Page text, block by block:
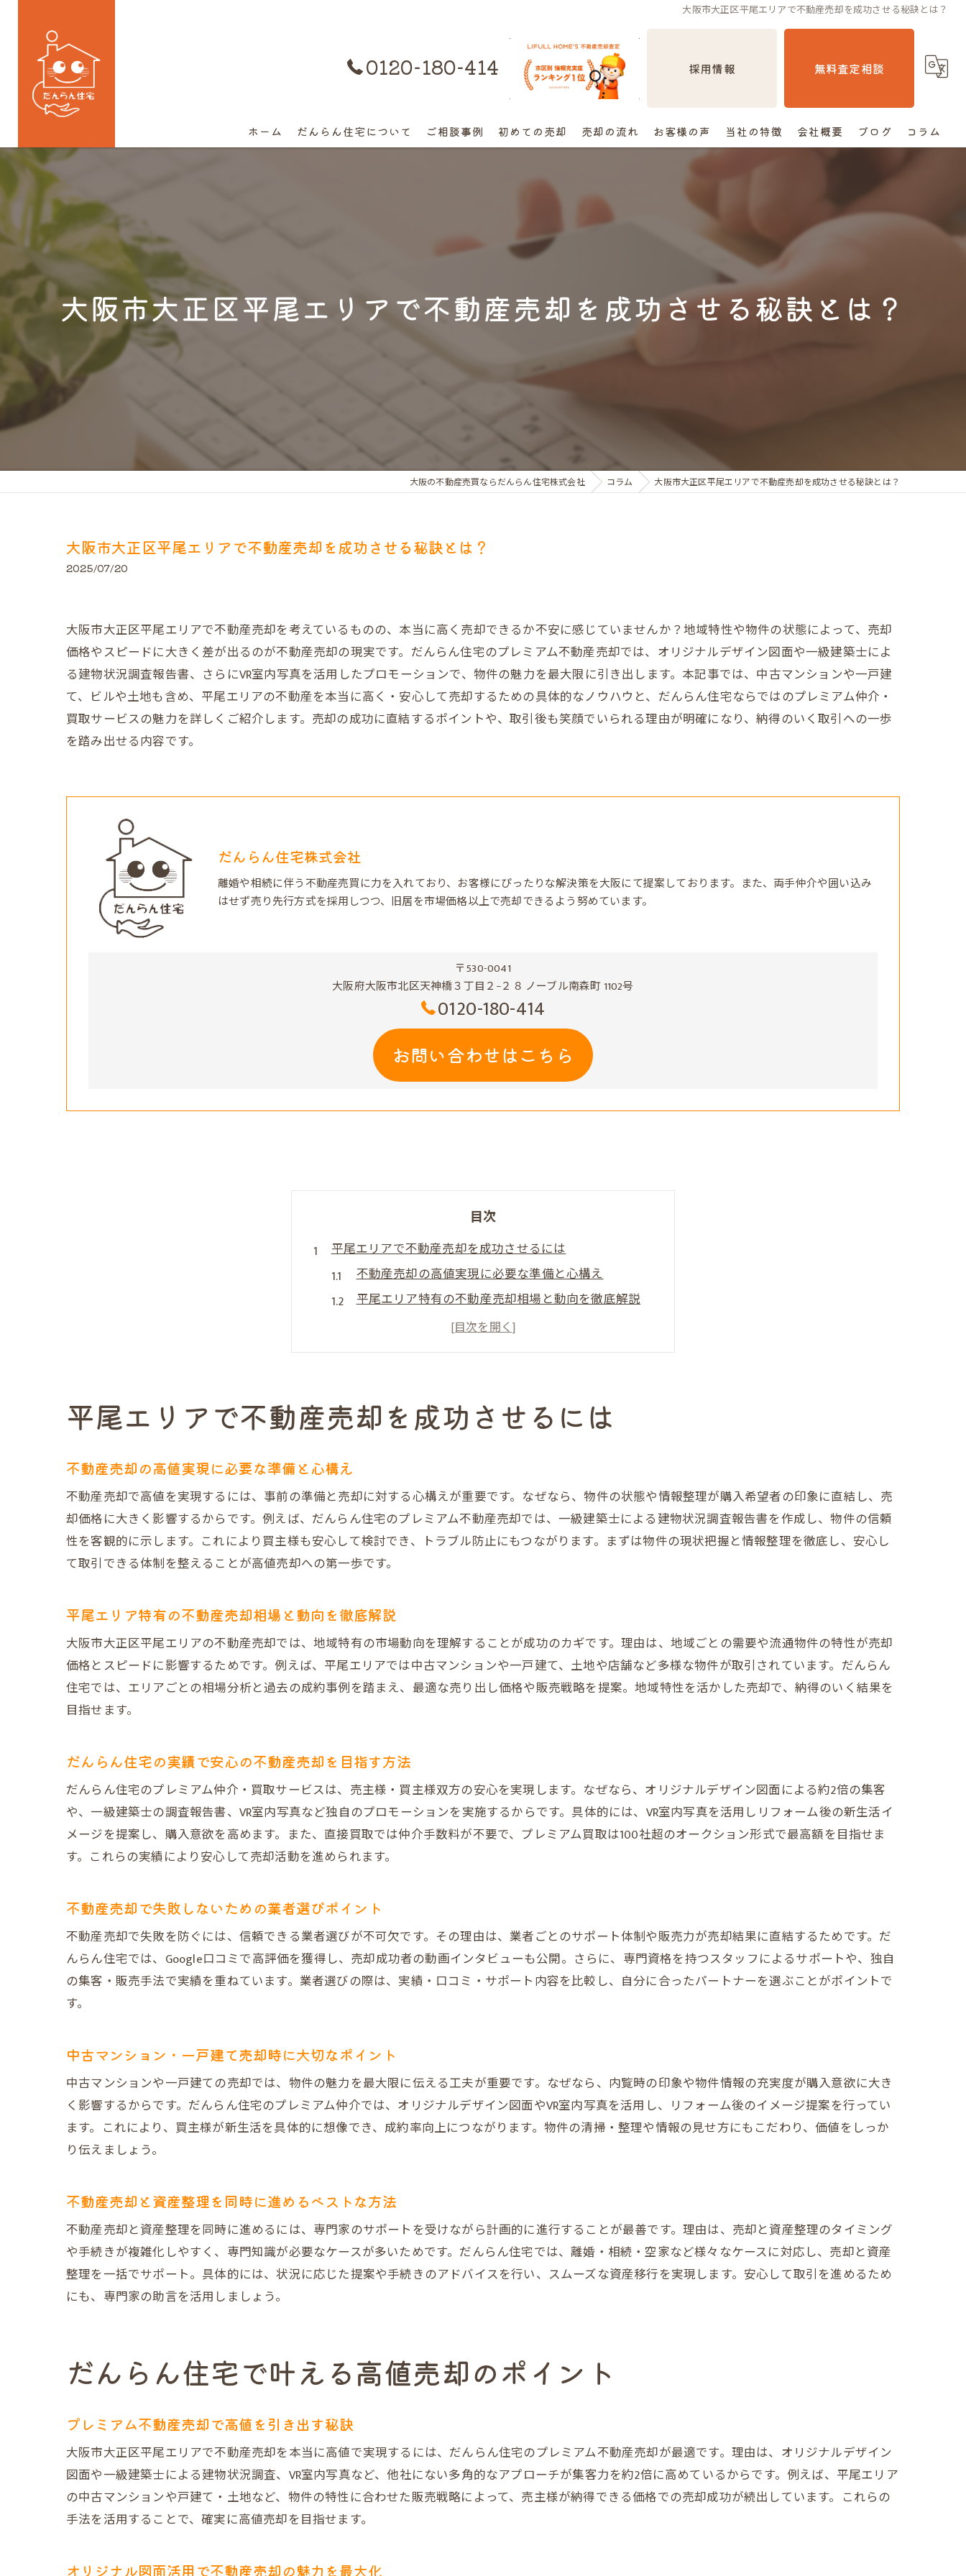
大阪市大正区平尾エリアで不動産売却を成功させる秘訣とは？
0120-180-414 購入はコチラ 採用情報 無料査定相談
ホーム だんらん住宅について ご相談事例
離婚不動産の売却相談
高額早期売却の相談
空き家の相談
マンショントラブルでの買替え相談
初めての売却 売却の流れ お客様の声 当社の特徴
住み替え
査定
会社概要 ブログ コラム
大阪市大正区平尾エリアで不動産売却を成功させる秘訣とは？
大阪の不動産売買ならだんらん住宅株式会社 コラム 大阪市大正区平尾エリアで不動産売却を成功させる秘訣とは？
大阪市大正区平尾エリアで不動産売却を成功させる秘訣とは？
2025/07/20
大阪市大正区平尾エリアで不動産売却を考えているものの、本当に高く売却できるか不安に感じていませんか？地域特性や物件の状態によって、売却
価格やスピードに大きく差が出るのが不動産売却の現実です。だんらん住宅のプレミアム不動産売却では、オリジナルデザイン図面や一級建築士によ
る建物状況調査報告書、さらにVR室内写真を活用したプロモーションで、物件の魅力を最大限に引き出します。本記事では、中古マンションや一戸建
て、ビルや土地も含め、平尾エリアの不動産を本当に高く・安心して売却するための具体的なノウハウと、だんらん住宅ならではのプレミアム仲介・
買取サービスの魅力を詳しくご紹介します。売却の成功に直結するポイントや、取引後も笑顔でいられる理由が明確になり、納得のいく取引への一歩
を踏み出せる内容です。
だんらん住宅株式会社
離婚や相続に伴う不動産売買に力を入れており、お客様にぴったりな解決策を大阪にて提案しております。また、両手仲介や囲い込み
はせず売り先行方式を採用しつつ、旧居を市場価格以上で売却できるよう努めています。
〒530-0041
大阪府大阪市北区天神橋３丁目２−２８ ノーブル南森町 1102号
0120-180-414
お問い合わせはこちら
目次
平尾エリアで不動産売却を成功させるには
不動産売却の高値実現に必要な準備と心構え
平尾エリア特有の不動産売却相場と動向を徹底解説
だんらん住宅の実績で安心の不動産売却を目指す方法
不動産売却で失敗しないための業者選びポイント
不動産売却と資産整理を同時に進めるベストな方法
だんらん住宅で叶える高値売却のポイント
建物状況調査がもたらす不動産売却の安心感
VR室内写真による買主のイメージアップ戦略
だんらん住宅独自の売却方法で信頼を獲得
不動産売却で選ばれる仲介と買取の違いを整理
だんらん住宅が提案する売却戦略の特徴とは
実績ある不動産売却業者の選び方を紹介
売主様満足度重視の不動産売却サポート内容
一級建築士の調査が不動産売却に与える影響
VR室内写真を活用した不動産売却の新提案
建物状況調査で不動産売却後のトラブル防止
不動産売却時に重視すべき物件アピール術
だんらん住宅の技術力で差がつく不動産売却
不動産売却に失敗しないための注意点を解説
不動産売却時に注意すべき契約の落とし穴
不動産売却時の価格交渉で失敗しないコツ
買主目線を理解した不動産売却の重要性
売却後のトラブルを防ぐ不動産売却の準備
仲介と買取の違いから見る売却戦略の最適解
オークション買取による高値不動産売却の実際
不動産売却における業者選びの基準とは
仲介・買取のメリットと注意点をわかりやすく解説
売主様の希望に合わせた不動産売却戦略の提案
口コミ高評価が証明するだんらん住宅の実力
売主様インタビューでわかる不動産売却満足度
だんらん住宅が提案する笑顔の不動産売却
平尾エリアの不動産売却で後悔しない選び方
後悔しない不動産売却のための業者選びのコツ
平尾エリアで不動産売却を成功させるには
不動産売却の高値実現に必要な準備と心構え
不動産売却で高値を実現するには、事前の準備と売却に対する心構えが重要です。なぜなら、物件の状態や情報整理が購入希望者の印象に直結し、売
却価格に大きく影響するからです。例えば、だんらん住宅のプレミアム不動産売却では、一級建築士による建物状況調査報告書を作成し、物件の信頼
性を客観的に示します。これにより買主様も安心して検討でき、トラブル防止にもつながります。まずは物件の現状把握と情報整理を徹底し、安心し
て取引できる体制を整えることが高値売却への第一歩です。
平尾エリア特有の不動産売却相場と動向を徹底解説
大阪市大正区平尾エリアの不動産売却では、地域特有の市場動向を理解することが成功のカギです。理由は、地域ごとの需要や流通物件の特性が売却
価格とスピードに影響するためです。例えば、平尾エリアでは中古マンションや一戸建て、土地や店舗など多様な物件が取引されています。だんらん
住宅では、エリアごとの相場分析と過去の成約事例を踏まえ、最適な売り出し価格や販売戦略を提案。地域特性を活かした売却で、納得のいく結果を
目指せます。
だんらん住宅の実績で安心の不動産売却を目指す方法
だんらん住宅のプレミアム仲介・買取サービスは、売主様・買主様双方の安心を実現します。なぜなら、オリジナルデザイン図面による約2倍の集客
や、一級建築士の調査報告書、VR室内写真など独自のプロモーションを実施するからです。具体的には、VR室内写真を活用しリフォーム後の新生活イ
メージを提案し、購入意欲を高めます。また、直接買取では仲介手数料が不要で、プレミアム買取は100社超のオークション形式で最高額を目指せま
す。これらの実績により安心して売却活動を進められます。
不動産売却で失敗しないための業者選びポイント
不動産売却で失敗を防ぐには、信頼できる業者選びが不可欠です。その理由は、業者ごとのサポート体制や販売力が売却結果に直結するためです。だ
んらん住宅では、Google口コミで高評価を獲得し、売却成功者の動画インタビューも公開。さらに、専門資格を持つスタッフによるサポートや、独自
の集客・販売手法で実績を重ねています。業者選びの際は、実績・口コミ・サポート内容を比較し、自分に合ったパートナーを選ぶことがポイントで
す。
中古マンション・一戸建て売却時に大切なポイント
中古マンションや一戸建ての売却では、物件の魅力を最大限に伝える工夫が重要です。なぜなら、内覧時の印象や物件情報の充実度が購入意欲に大き
く影響するからです。だんらん住宅のプレミアム仲介では、オリジナルデザイン図面やVR室内写真を活用し、リフォーム後のイメージ提案を行ってい
ます。これにより、買主様が新生活を具体的に想像でき、成約率向上につながります。物件の清掃・整理や情報の見せ方にもこだわり、価値をしっか
り伝えましょう。
不動産売却と資産整理を同時に進めるベストな方法
不動産売却と資産整理を同時に進めるには、専門家のサポートを受けながら計画的に進行することが最善です。理由は、売却と資産整理のタイミング
や手続きが複雑化しやすく、専門知識が必要なケースが多いためです。だんらん住宅では、離婚・相続・空家など様々なケースに対応し、売却と資産
整理を一括でサポート。具体的には、状況に応じた提案や手続きのアドバイスを行い、スムーズな資産移行を実現します。安心して取引を進めるため
にも、専門家の助言を活用しましょう。
だんらん住宅で叶える高値売却のポイント
プレミアム不動産売却で高値を引き出す秘訣
大阪市大正区平尾エリアで不動産売却を本当に高値で実現するには、だんらん住宅のプレミアム不動産売却が最適です。理由は、オリジナルデザイン
図面や一級建築士による建物状況調査、VR室内写真など、他社にない多角的なアプローチが集客力を約2倍に高めているからです。例えば、平尾エリア
の中古マンションや戸建て・土地など、物件の特性に合わせた販売戦略によって、売主様が納得できる価格での売却成功が続出しています。これらの
手法を活用することで、確実に高値売却を目指せます。
オリジナル図面活用で不動産売却の魅力を最大化